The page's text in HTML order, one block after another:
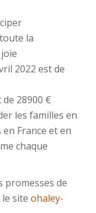
la
2022 est de
28900 €
les familles en
France et en
chaque
promesses de
site ohaley-